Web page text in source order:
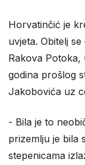
Horvatinčić je
uvjeta. Obitelj
Rakova
godina prošlog
Jakobovića uz
- Bila je to
prizemlju je bila
stepenicama